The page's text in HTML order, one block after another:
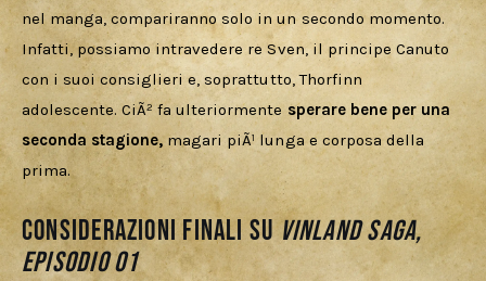
nel manga, compariranno solo in un secondo momento.
Infatti, possiamo intravedere re Sven, il principe Canuto
con i suoi consiglieri e, soprattutto, Thorfinn
adolescente. CiÃ² fa ulteriormente sperare bene per una
seconda stagione, magari piÃ¹ lunga e corposa della
prima.
Considerazioni finali suVinland Saga,
Episodio 01